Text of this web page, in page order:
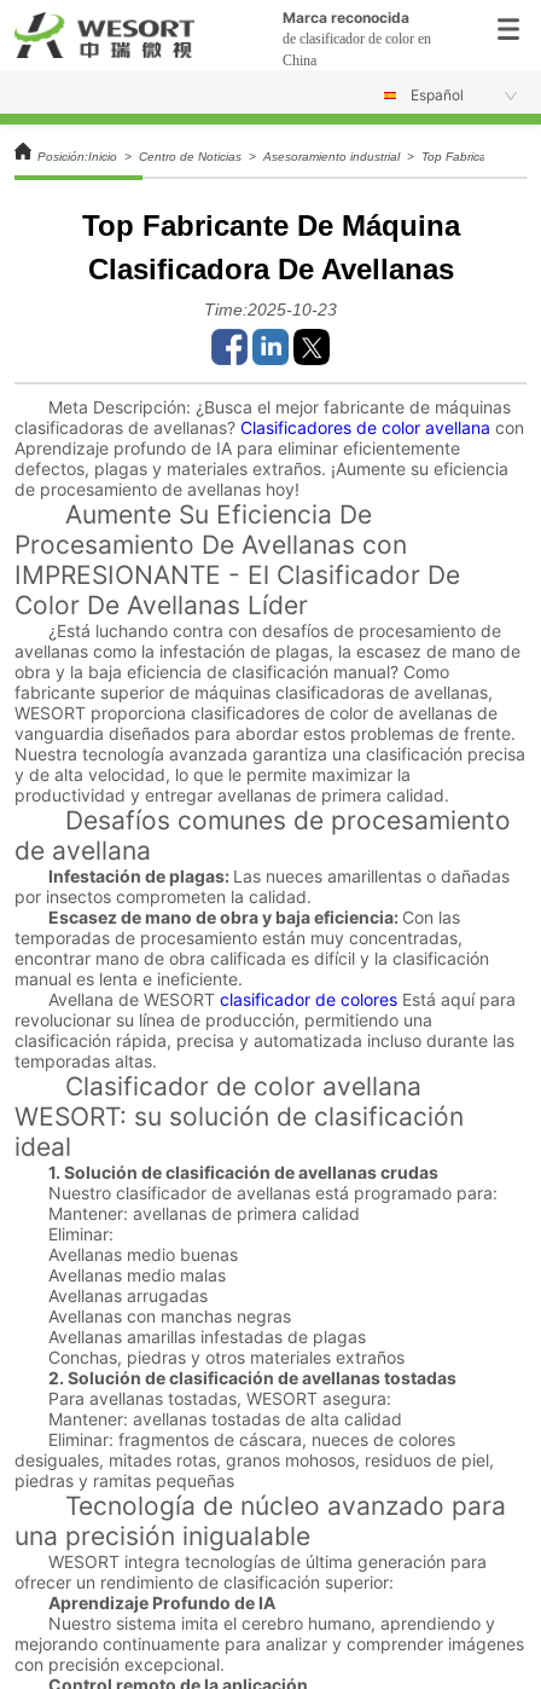
Marca reconocida
de clasificador de color en
China
Español
Posición:Inicio > Centro de Noticias > Asesoramiento industrial > Top Fabricante De
Top Fabricante De Máquina
Clasificadora De Avellanas
Time:2025-10-23
Meta Descripción: ¿Busca el mejor fabricante de máquinas
clasificadoras de avellanas?Clasificadores de color avellana con
Aprendizaje profundo de IA para eliminar eficientemente
defectos, plagas y materiales extraños. ¡Aumente su eficiencia
de procesamiento de avellanas hoy!
Aumente Su Eficiencia De
Procesamiento De Avellanas con
IMPRESIONANTE - El Clasificador De
Color De Avellanas Líder
¿Está luchando contra con desafíos de procesamiento de
avellanas como la infestación de plagas, la escasez de mano de
obra y la baja eficiencia de clasificación manual? Como
fabricante superior de máquinas clasificadoras de avellanas,
WESORT proporciona clasificadores de color de avellanas de
vanguardia diseñados para abordar estos problemas de frente.
Nuestra tecnología avanzada garantiza una clasificación precisa
y de alta velocidad, lo que le permite maximizar la
productividad y entregar avellanas de primera calidad.
Desafíos comunes de procesamiento
de avellana
Infestación de plagas: Las nueces amarillentas o dañadas
por insectos comprometen la calidad.
Escasez de mano de obra y baja eficiencia: Con las
temporadas de procesamiento están muy concentradas,
encontrar mano de obra calificada es difícil y la clasificación
manual es lenta e ineficiente.
Avellana de WESORTclasificador de colores Está aquí para
revolucionar su línea de producción, permitiendo una
clasificación rápida, precisa y automatizada incluso durante las
temporadas altas.
Clasificador de color avellana
WESORT: su solución de clasificación
ideal
1. Solución de clasificación de avellanas crudas
Nuestro clasificador de avellanas está programado para:
Mantener: avellanas de primera calidad
Eliminar:
Avellanas medio buenas
Avellanas medio malas
Avellanas arrugadas
Avellanas con manchas negras
Avellanas amarillas infestadas de plagas
Conchas, piedras y otros materiales extraños
2. Solución de clasificación de avellanas tostadas
Para avellanas tostadas, WESORT asegura:
Mantener: avellanas tostadas de alta calidad
Eliminar: fragmentos de cáscara, nueces de colores
desiguales, mitades rotas, granos mohosos, residuos de piel,
piedras y ramitas pequeñas
Tecnología de núcleo avanzado para
una precisión inigualable
WESORT integra tecnologías de última generación para
ofrecer un rendimiento de clasificación superior:
Aprendizaje Profundo de IA
Nuestro sistema imita el cerebro humano, aprendiendo y
mejorando continuamente para analizar y comprender imágenes
con precisión excepcional.
Control remoto de la aplicación